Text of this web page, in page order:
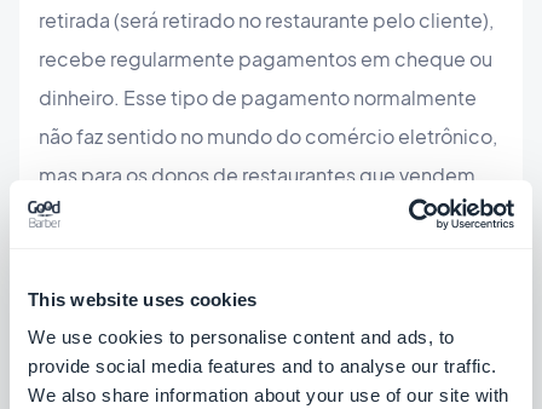
This website uses cookies
We use cookies to personalise content and ads, to
provide social media features and to analyse our traffic.
We also share information about your use of our site with
retirada (será retirado no restaurante pelo cliente),
recebe regularmente pagamentos em cheque ou
dinheiro. Esse tipo de pagamento normalmente
não faz sentido no mundo do comércio eletrônico,
mas para os donos de restaurantes que vendem
comida para viagem, é uma opção que eles
de fazer negócios. O cliente final valida sua
transação e opta por não pagar no aplicativo, mas
sim no momento da retirada do pedido.